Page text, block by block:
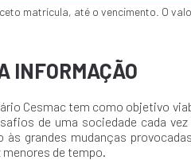
matrícula, até o vencimento. O
INFORMAÇÃO
Cesmac tem como objetivo
de uma sociedade cada
grandes mudanças
de tempo.